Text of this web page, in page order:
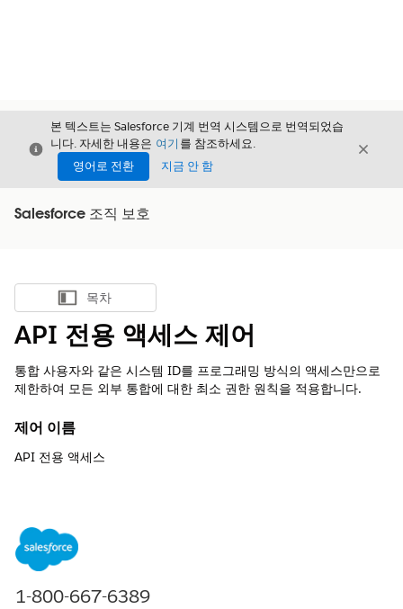
닫기
본 텍스트는 Salesforce 기계 번역 시스템으로 번역되었습
니다. 자세한 내용은 여기 를 참조하세요.
영어로 전환
지금 안 함
닫기
Salesforce 조직 보호
목차 표시
목차
API 전용 액세스 제어
통합 사용자와 같은 시스템 ID를 프로그래밍 방식의 액세스만으로
제한하여 모든 외부 통합에 대한 최소 권한 원칙을 적용합니다.
제어 이름
API 전용 액세스
통합 사용자와 같은 시스템 ID를 프로그래밍 방식의 액세스만으로
제한하여 모든 외부 통합에 대한 최소 권한 원칙을 적용합니다.
1-800-667-6389